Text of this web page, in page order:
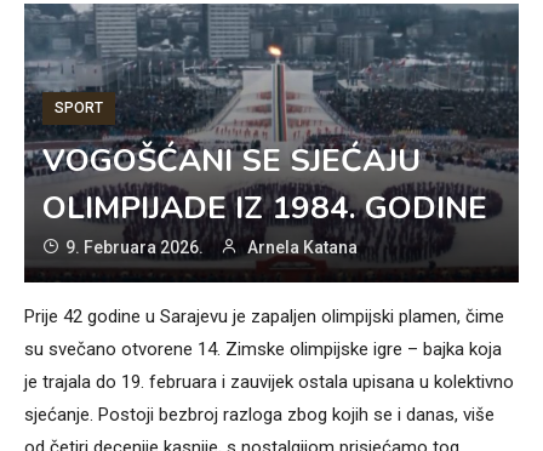
SPORT
VOGOŠĆANI SE SJEĆAJU
OLIMPIJADE IZ 1984. GODINE
9. Februara 2026. Arnela Katana
Prije 42 godine u Sarajevu je zapaljen olimpijski plamen, čime
su svečano otvorene 14. Zimske olimpijske igre – bajka koja
je trajala do 19. februara i zauvijek ostala upisana u kolektivno
sjećanje. Postoji bezbroj razloga zbog kojih se i danas, više